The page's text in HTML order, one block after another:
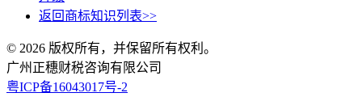
返回商标知识列表>>
© 2026 版权所有，并保留所有权利。
广州正穗财税咨询有限公司
粤ICP备16043017号-2